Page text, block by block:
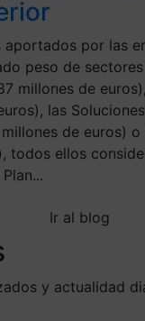
aportados por las
peso de
millones de
las
de euros) o
todos ellos
Ir al blog
y actualidad